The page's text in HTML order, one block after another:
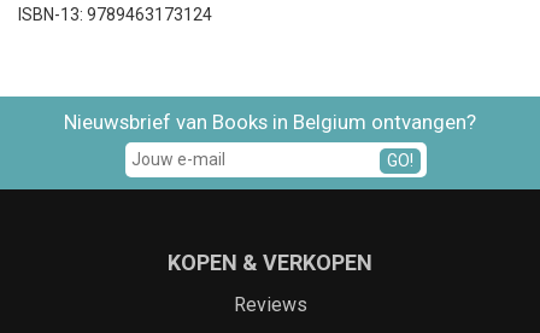
ISBN-13: 9789463173124
Nieuwsbrief van Books in Belgium ontvangen?
GO!
KOPEN & VERKOPEN
Reviews